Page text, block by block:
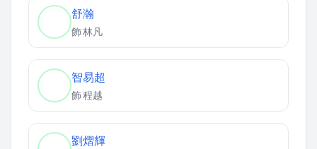
舒瀚
飾林凡
智易超
飾程越
劉熠輝